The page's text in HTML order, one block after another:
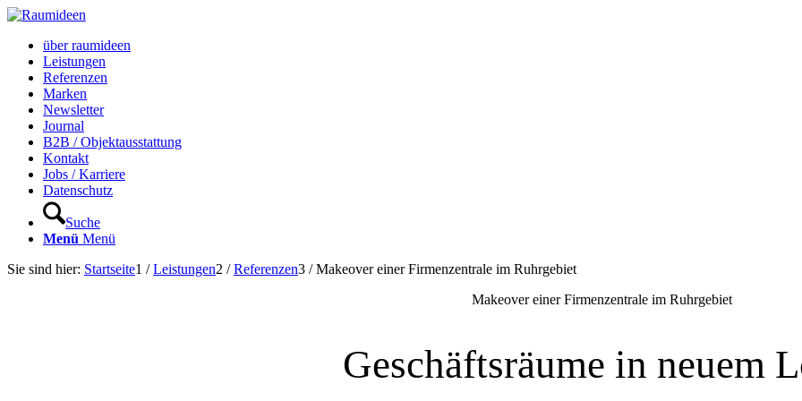
über raumideen
Leistungen
Referenzen
Marken
Newsletter
Journal
B2B / Objektausstattung
Kontakt
Jobs / Karriere
Datenschutz
Suche
Menü Menü
Sie sind hier: Startseite1 / Leistungen2 / Referenzen3 / Makeover einer Firmenzentrale im Ruhrgebiet
Makeover einer Firmenzentrale im Ruhrgebiet
Geschäftsräume in neuem